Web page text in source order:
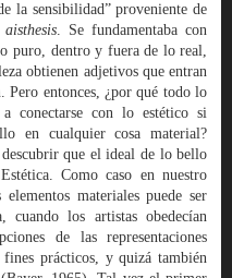
la sensibilidad” proveniente de
aisthesis. Se fundamentaba con
puro, dentro y fuera de lo real,
obtienen adjetivos que entran
Pero entonces, ¿por qué todo lo
conectarse con lo estético si
en cualquier cosa material?
que el ideal de lo bello
Como caso en nuestro
materiales puede ser
cuando los artistas obedecían
de las representaciones
prácticos, y quizá también